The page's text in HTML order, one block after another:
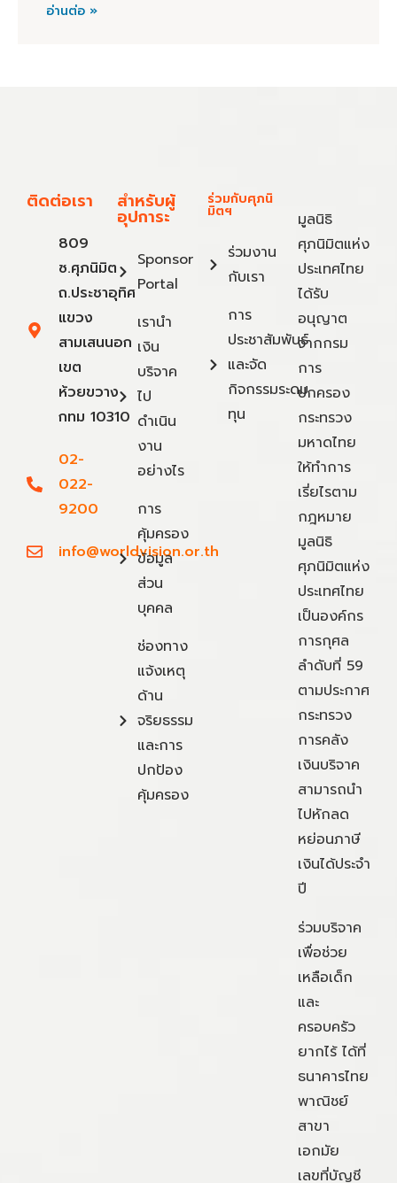
อ่านต่อ »
ติดต่อเรา
809
ซ.ศุภนิมิต
ถ.ประชาอุทิศ
แขวง
สามเสนนอก
เขต
ห้วยขวาง
กทม 10310
02-
022-
9200
info@worldvision.or.th
สำหรับผู้
อุปการะ
Sponsor
Portal
เรานำ
เงิน
บริจาค
ไป
ดำเนิน
งาน
อย่างไร
การ
คุ้มครอง
ข้อมูล
ส่วน
บุคคล
ช่องทาง
แจ้งเหตุ
ด้าน
จริยธรรม
และการ
ปกป้อง
คุ้มครอง
ร่วมกับศุภนิ
มิตฯ
ร่วมงาน
กับเรา
การ
ประชาสัมพันธ์
และจัด
กิจกรรมระดม
ทุน
มูลนิธิ
ศุภนิมิตแห่ง
ประเทศไทย
ได้รับ
อนุญาต
จากกรม
การ
ปกครอง
กระทรวง
มหาดไทย
ให้ทำการ
เรี่ยไรตาม
กฎหมาย
มูลนิธิ
ศุภนิมิตแห่ง
ประเทศไทย
เป็นองค์กร
การกุศล
ลำดับที่ 59
ตามประกาศ
กระทรวง
การคลัง
เงินบริจาค
สามารถนำ
ไปหักลด
หย่อนภาษี
เงินได้ประจำ
ปี
ร่วมบริจาค
เพื่อช่วย
เหลือเด็ก
และ
ครอบครัว
ยากไร้ ได้ที่
ธนาคารไทย
พาณิชย์
สาขา
เอกมัย
เลขที่บัญชี